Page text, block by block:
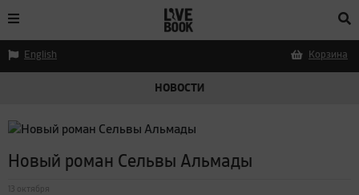
Корзина
English
НОВОСТИ
Новый роман Сельвы Альмады
13 октября